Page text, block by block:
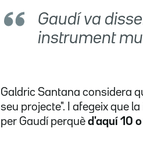
Gaudí va
instrument
Galdric Santana considera
seu projecte". I afegeix que
per Gaudí perquè d'aquí 10